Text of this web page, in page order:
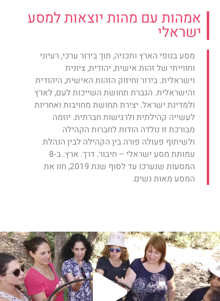
אמהות עם מהות יוצאות למסע
ישראלי
מסע בנופי הארץ ותכניה, תוך בירור ערכי, רעיוני
וחווייתי של זהות אישית, יהודית, ציונית
וישראלית. בירור וחיזוק הזהות האישית, היהודית
והישראלית. הגברת תחושת השייכות לעם, לארץ
ולמדינת ישראל. יצירת תחושת מחויבות ואחריות
לעשייה קהילתית ולרגישות חברתית. יוזמה
מבורכת זו נולדה הודות לחברות הקהילה
ולשיתוף פעולה פורה בין הקהילה לבין הנהלת
עמותת מסע ישראלי – חיבור. דרך. ארץ. ב-8
המסעות שנערכו עד לסוף שנת 2019, חוו את
המסע מאות נשים.